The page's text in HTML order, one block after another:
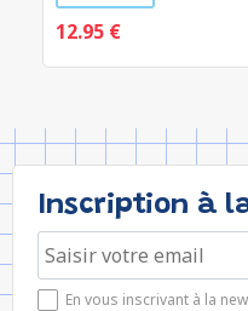
12.95 €
Inscription à
En vous inscrivant à la